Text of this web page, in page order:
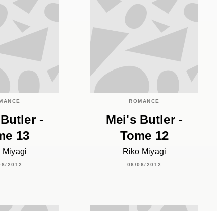
-
13
Miyagi
2012
ROMANCE
Mei's Butler -
Tome 12
Riko Miyagi
06/06/2012